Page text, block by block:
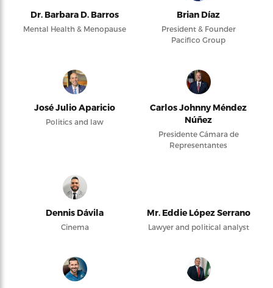
Dr. Barbara D. Barros
Mental Health & Menopause
Brian Díaz
President & Founder
Pacifico Group
José Julio Aparicio
Politics and law
Carlos Johnny Méndez
Núñez
Presidente Cámara de
Representantes
Dennis Dávila
Cinema
Mr. Eddie López Serrano
Lawyer and political analyst